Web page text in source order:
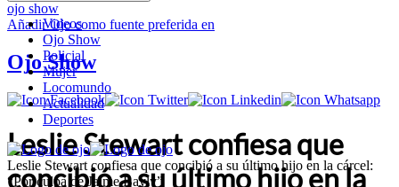
Videos
Ojo Show
Policial
Mujer
Locomundo
Actualidad
Deportes
Leslie Stewart confiesa que concibió a su último hijo en la cárcel:
“Por culpa de Jaime Bayly”
ojo show
AñadirOjocomo fuente preferida en
Ojo Show
Leslie Stewart confiesa que
concibió a su último hijo en la